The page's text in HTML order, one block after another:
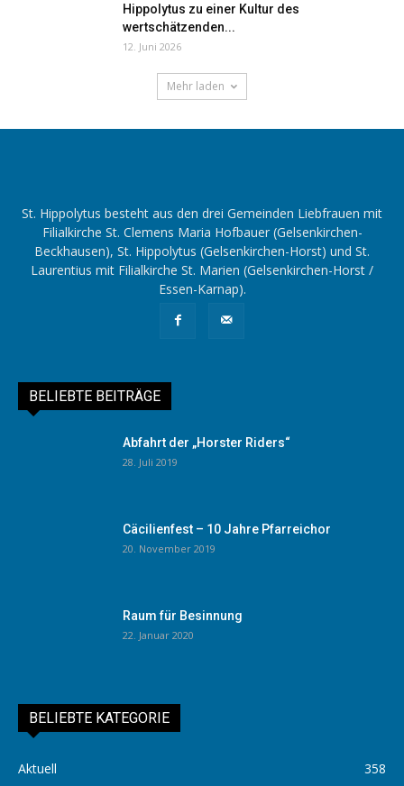
Hippolytus zu einer Kultur des
wertschätzenden...
12. Juni 2026
Mehr laden
St. Hippolytus besteht aus den drei Gemeinden Liebfrauen mit
Filialkirche St. Clemens Maria Hofbauer (Gelsenkirchen-
Beckhausen), St. Hippolytus (Gelsenkirchen-Horst) und St.
Laurentius mit Filialkirche St. Marien (Gelsenkirchen-Horst /
Essen-Karnap).
BELIEBTE BEITRÄGE
Abfahrt der „Horster Riders“
28. Juli 2019
Cäcilienfest – 10 Jahre Pfarreichor
20. November 2019
Raum für Besinnung
22. Januar 2020
BELIEBTE KATEGORIE
Aktuell 358